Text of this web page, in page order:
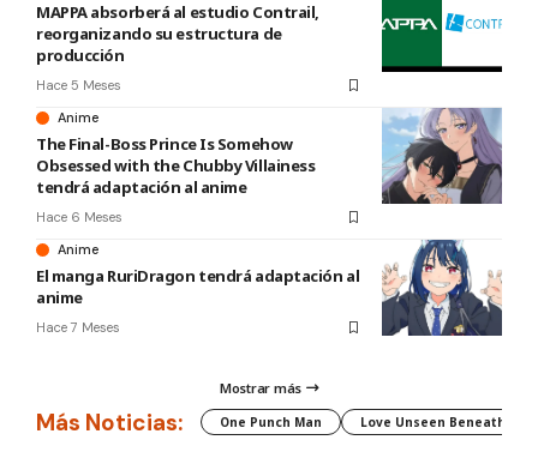
MAPPA absorberá al estudio Contrail,
reorganizando su estructura de
producción
Hace 5 Meses
Anime
The Final-Boss Prince Is Somehow
Obsessed with the Chubby Villainess
tendrá adaptación al anime
Hace 6 Meses
Anime
El manga RuriDragon tendrá adaptación al
anime
Hace 7 Meses
Mostrar más
Más Noticias: One Punch Man Love Unseen Beneath the